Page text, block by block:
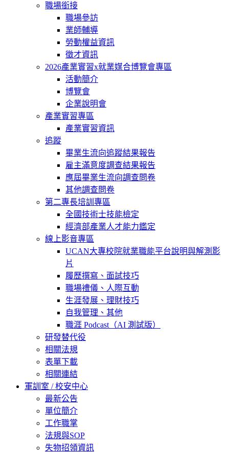
職場銜接
職場參訪
業師輔導
勞動權益資訊
徵才資訊
2026產業實習x就業媒合博覽會專區
活動簡介
博覽會
企業說明會
產業實習專區
產業實習資訊
追蹤
畢業生流向追蹤結果報告
雇主滿意度調查結果報告
應屆畢業生流向調查問卷
其他調查問卷
第二專長培訓專區
全國技術士技能檢定
經濟部產業人才能力鑑定
線上影音專區
UCAN大專校院就業職能平台說明與解測影
片
履歷撰寫、面試技巧
職場禮儀、人際互動
生涯發展、理財技巧
自我管理、其他
職涯 Podcast（AI 測試版）
研發替代役
相關法規
表單下載
相關連結
軍訓室 / 校安中心
最新公告
單位簡介
工作職掌
法規與SOP
失物招領資訊